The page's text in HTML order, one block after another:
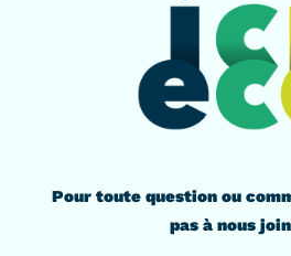
Pour toute question ou
pas à nous